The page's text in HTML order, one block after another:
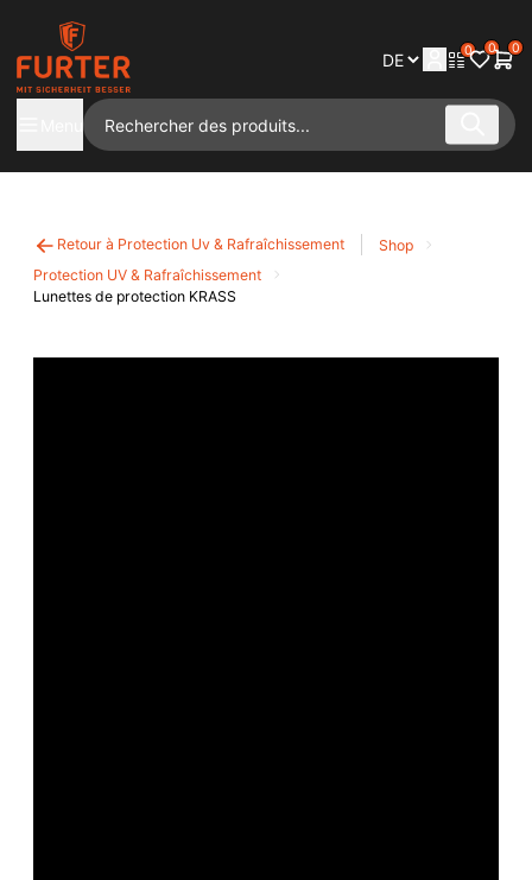
0 0 0
Retour à Protection Uv & Rafraîchissement
Shop
Protection UV & Rafraîchissement
Lunettes de protection KRASS